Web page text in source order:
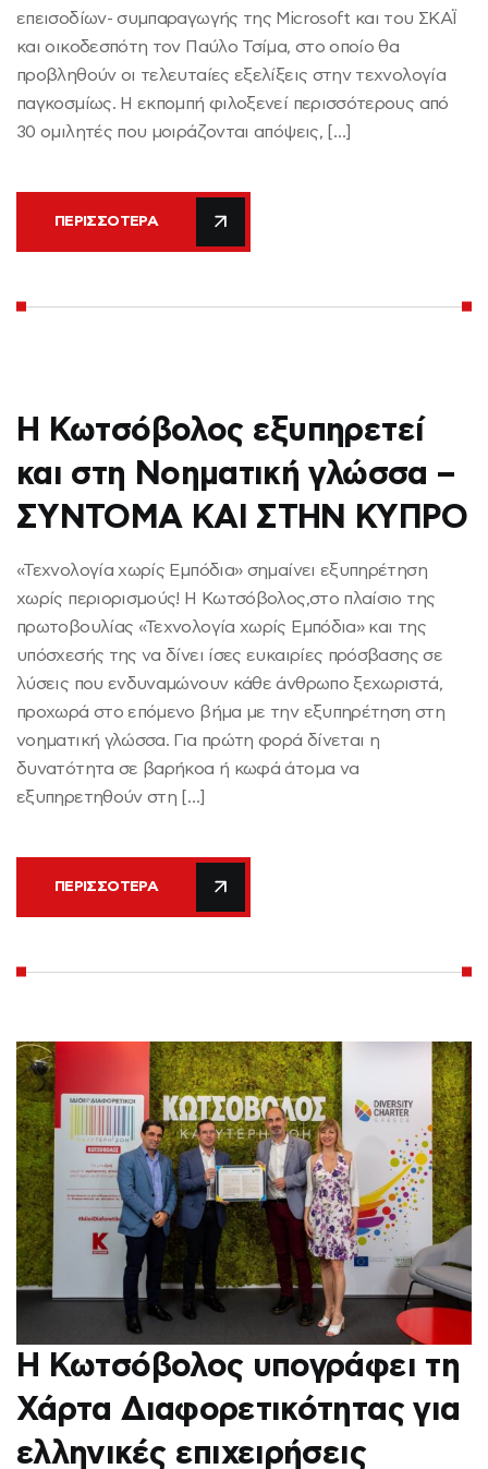
επεισοδίων- συμπαραγωγής της Microsoft και του ΣΚΑΪ
και οικοδεσπότη τον Παύλο Τσίμα, στο οποίο θα
προβληθούν οι τελευταίες εξελίξεις στην τεχνολογία
παγκοσμίως. Η εκπομπή φιλοξενεί περισσότερους από
30 ομιλητές που μοιράζονται απόψεις, […]
ΠΕΡΙΣΣΌΤΕΡΑ
Η Κωτσόβολος εξυπηρετεί
και στη Νοηματική γλώσσα –
ΣΥΝΤΟΜΑ ΚΑΙ ΣΤΗΝ ΚΥΠΡΟ
«Τεχνολογία χωρίς Εμπόδια» σημαίνει εξυπηρέτηση
χωρίς περιορισμούς! Η Κωτσόβολος,στο πλαίσιο της
πρωτοβουλίας «Τεχνολογία χωρίς Εμπόδια» και της
υπόσχεσής της να δίνει ίσες ευκαιρίες πρόσβασης σε
λύσεις που ενδυναμώνουν κάθε άνθρωπο ξεχωριστά,
προχωρά στο επόμενο βήμα με την εξυπηρέτηση στη
νοηματική γλώσσα. Για πρώτη φορά δίνεται η
δυνατότητα σε βαρήκοα ή κωφά άτομα να
εξυπηρετηθούν στη […]
ΠΕΡΙΣΣΌΤΕΡΑ
Η Κωτσόβολος υπογράφει τη
Χάρτα Διαφορετικότητας για
ελληνικές επιχειρήσεις